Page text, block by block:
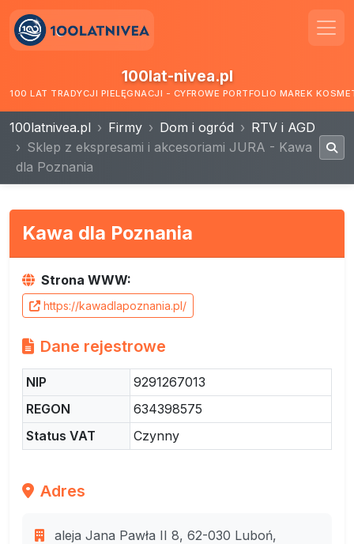
100lat-nivea.pl
100 LAT TRADYCJI PIELĘGNACJI - CYFROWE PORTFOLIO MAREK
100latnivea.pl Firmy Dom i ogród
RTV i AGD
Sklep z ekspresami i akcesoriami JURA - Kawa
dla Poznania
Kawa dla Poznania
Strona WWW:
https://kawadlapoznania.pl/
Dane rejestrowe
NIP
9291267013
REGON
634398575
Status VAT
Czynny
Adres
aleja Jana Pawła II 8, 62-030 Luboń,